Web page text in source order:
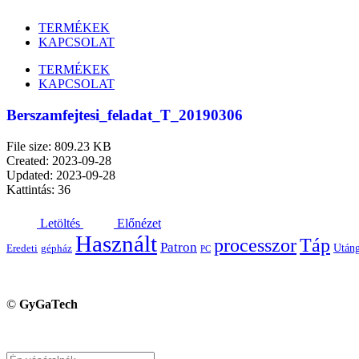
TERMÉKEK
KAPCSOLAT
TERMÉKEK
KAPCSOLAT
Berszamfejtesi_feladat_T_20190306
File size: 809.23 KB
Created: 2023-09-28
Updated: 2023-09-28
Kattintás: 36
Letöltés Előnézet
Eredeti gépház Használt Patron PC processzorTáp
© GyGaTech